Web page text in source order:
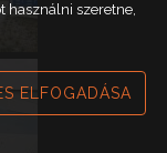
használni szeretne,
ELFOGADÁSA